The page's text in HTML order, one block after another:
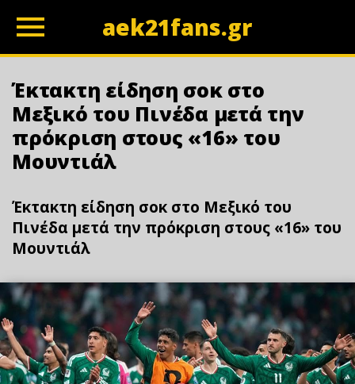
aek21fans.gr
Έκτακτη είδηση σoκ στο
Μεξικό του Πινέδα μετά την
πρόκριση στους «16» του
Μουντιάλ
Έκτακτη είδηση σoκ στο Μεξικό του
Πινέδα μετά την πρόκριση στους «16» του
Μουντιάλ